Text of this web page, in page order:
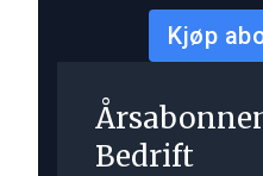
Kjøp
Bedrift